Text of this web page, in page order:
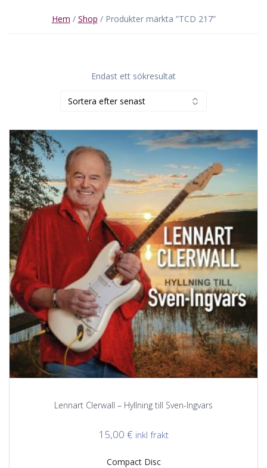
Hem / Shop / Produkter märkta ”TCD 217”
Endast ett sökresultat
Lennart Clerwall – Hyllning till Sven-Ingvars
15,00 € inkl frakt
Compact Disc